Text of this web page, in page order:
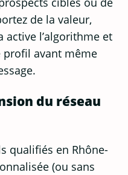
de la valeur,
active l’algorithme et
profil avant même
du réseau
qualifiés en Rhône-
(ou sans